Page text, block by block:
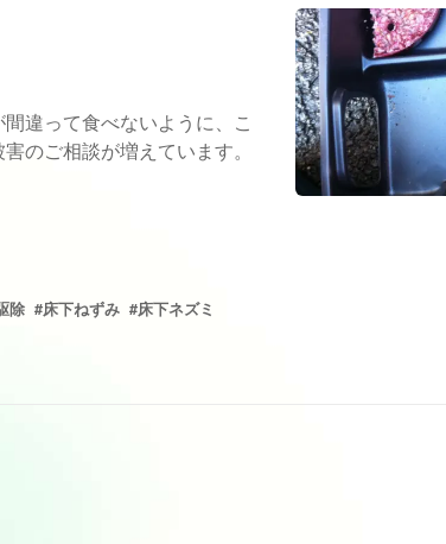
違って食べないように、こ
のご相談が増えています。
除 #床下ねずみ #床下ネズミ